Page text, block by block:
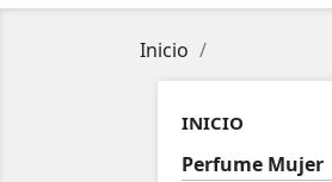
Inicio
INICIO
Perfume Mujer